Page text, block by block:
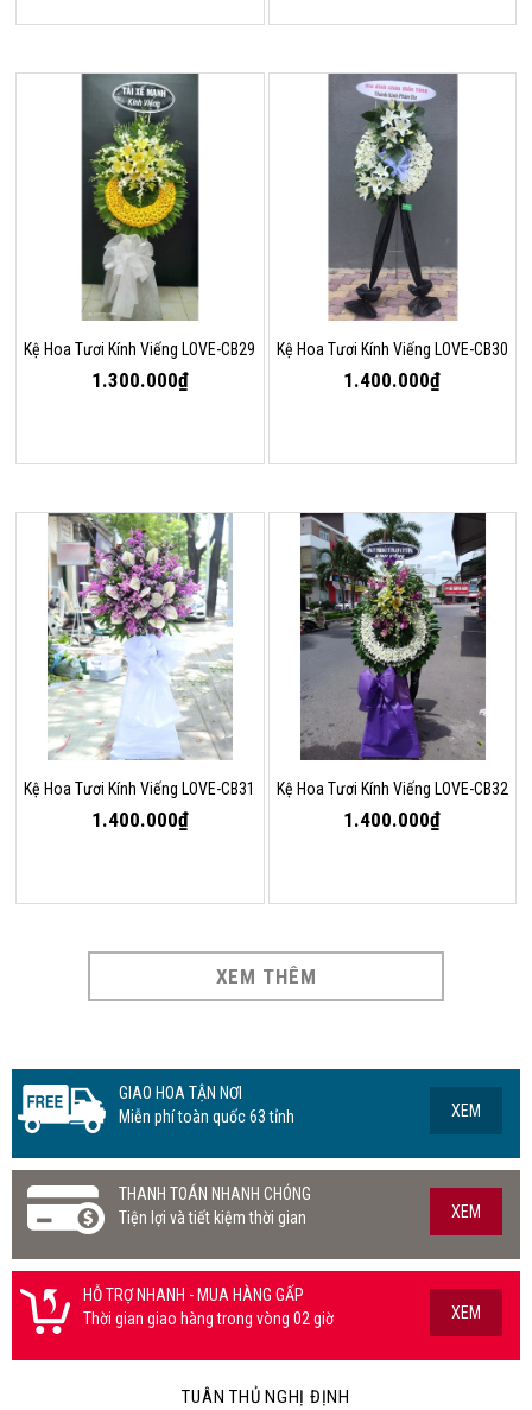
Kệ Hoa Tươi Kính Viếng LOVE-CB29
1.300.000₫
Kệ Hoa Tươi Kính Viếng LOVE-CB30
1.400.000₫
Kệ Hoa Tươi Kính Viếng LOVE-CB31
1.400.000₫
Kệ Hoa Tươi Kính Viếng LOVE-CB32
1.400.000₫
XEM THÊM
GIAO HOA TẬN NƠI
Miễn phí toàn quốc 63 tỉnh
XEM
THANH TOÁN NHANH CHÓNG
Tiện lợi và tiết kiệm thời gian
XEM
HỖ TRỢ NHANH - MUA HÀNG GẤP
Thời gian giao hàng trong vòng 02 giờ
XEM
TUÂN THỦ NGHỊ ĐỊNH